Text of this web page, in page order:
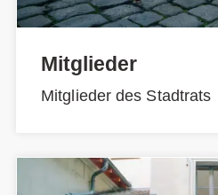
Mitglieder
Mitglieder des Stadtrats